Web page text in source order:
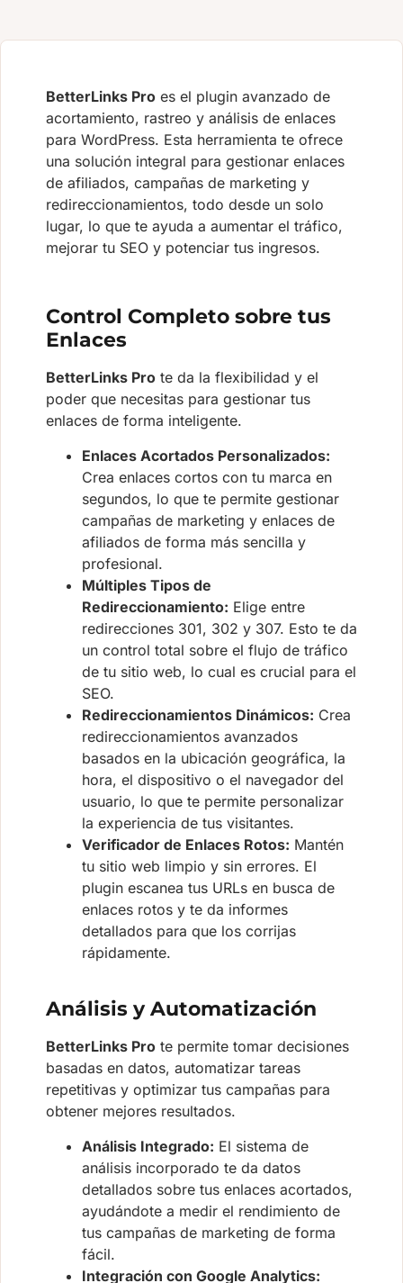
BetterLinks Pro es el plugin avanzado de
acortamiento, rastreo y análisis de enlaces
para WordPress. Esta herramienta te ofrece
una solución integral para gestionar enlaces
de afiliados, campañas de marketing y
redireccionamientos, todo desde un solo
lugar, lo que te ayuda a aumentar el tráfico,
mejorar tu SEO y potenciar tus ingresos.
Control Completo sobre tus
Enlaces
BetterLinks Pro te da la flexibilidad y el
poder que necesitas para gestionar tus
enlaces de forma inteligente.
Enlaces Acortados Personalizados:
Crea enlaces cortos con tu marca en
segundos, lo que te permite gestionar
campañas de marketing y enlaces de
afiliados de forma más sencilla y
profesional.
Múltiples Tipos de
Redireccionamiento: Elige entre
redirecciones 301, 302 y 307. Esto te da
un control total sobre el flujo de tráfico
de tu sitio web, lo cual es crucial para el
SEO.
Redireccionamientos Dinámicos: Crea
redireccionamientos avanzados
basados en la ubicación geográfica, la
hora, el dispositivo o el navegador del
usuario, lo que te permite personalizar
la experiencia de tus visitantes.
Verificador de Enlaces Rotos: Mantén
tu sitio web limpio y sin errores. El
plugin escanea tus URLs en busca de
enlaces rotos y te da informes
detallados para que los corrijas
rápidamente.
Análisis y Automatización
BetterLinks Pro te permite tomar decisiones
basadas en datos, automatizar tareas
repetitivas y optimizar tus campañas para
obtener mejores resultados.
Análisis Integrado: El sistema de
análisis incorporado te da datos
detallados sobre tus enlaces acortados,
ayudándote a medir el rendimiento de
tus campañas de marketing de forma
fácil.
Integración con Google Analytics: